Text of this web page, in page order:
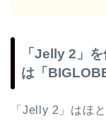
「Jelly 2」
は「
「Jelly 2」はほ